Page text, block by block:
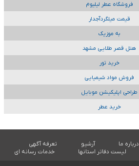
فروشگاه عطر لیلیوم
قیمت میلگردآجدار
به موزیک
هتل قصر طلایی مشهد
خرید تور
فروش مواد شیمیایی
طراحی اپلیکیشن موبایل
خرید عطر
درباره ما آرشیو
تعرفه آگهی
لیست دفاتر استانها خدمات رسانه ای